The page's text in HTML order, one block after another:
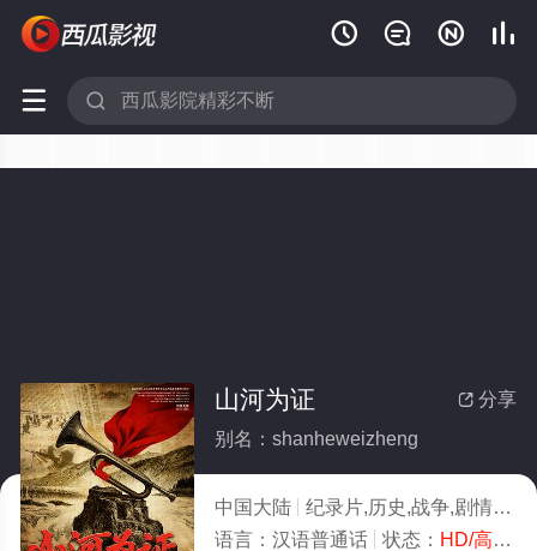
   
 
 分享
山河为证
别名：shanheweizheng
中国大陆 纪录片,历史,战争,剧情
语言： 汉语普通话 状态： HD/高清